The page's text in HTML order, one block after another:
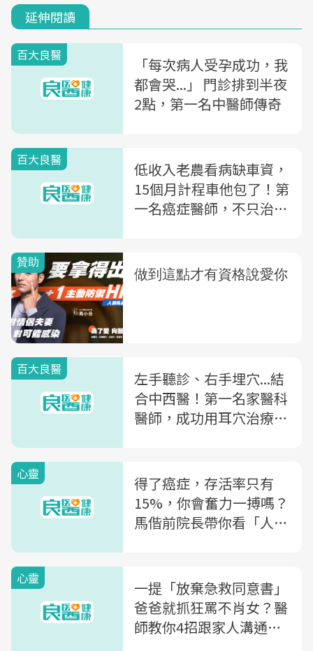
延伸閱讀
百大良醫
「每次病人受孕成功，我
都會哭...」 門診排到半夜
2點，第一名中醫師傳奇
百大良醫
低收入老農看病缺車資，
15個月計程車他包了！第
一名癌症醫師，不只治病
百大良醫
左手聽診、右手埋穴...結
合中西醫！第一名家醫科
醫師，成功用耳穴治療近
心靈
得了癌症，存活率只有
15%，你會奮力一搏嗎？
馬偕前院長帶你看「人生
心靈
一提「放棄急救同意書」
爸爸就抓狂罵不肖女？醫
師教你4招跟家人溝通